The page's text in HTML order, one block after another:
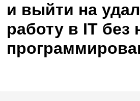
и выйти на
работу в IT без